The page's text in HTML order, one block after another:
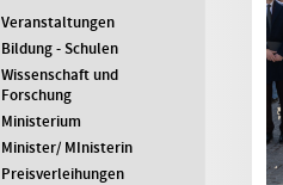
Veranstaltungen
Bildung - Schulen
Wissenschaft und
Forschung
Ministerium
Minister/ MInisterin
Preisverleihungen